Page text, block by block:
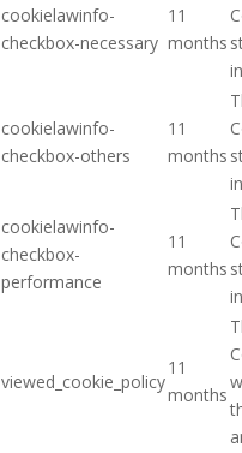
cookielawinfo-
checkbox-necessary
11
months
cookielawinfo-
checkbox-others
11
months
cookielawinfo-
checkbox-
performance
11
months
viewed_cookie_policy
11
months